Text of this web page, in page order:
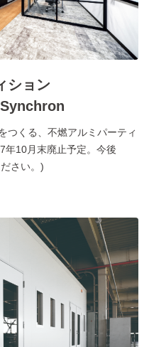
ション
つくる、不燃アルミパーティ
年10月末廃止予定。今後
さい。)